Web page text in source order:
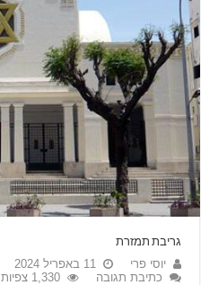
גריבת תמזרת
יוסי פרי 11 באפריל 2024
כתיבת תגובה
1,330 צפיות